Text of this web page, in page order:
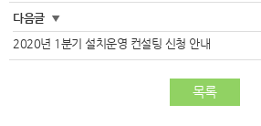
다음글 ▼
2020년 1분기 설치운영 컨설팅 신청 안내
목록